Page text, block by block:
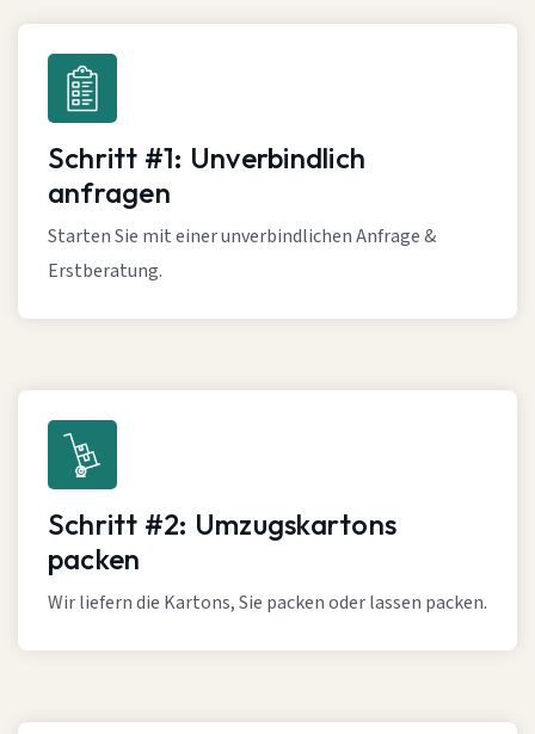
Schritt #1: Unverbindlich
anfragen
Starten Sie mit einer unverbindlichen Anfrage &
Erstberatung.
Schritt #2: Umzugskartons
packen
Wir liefern die Kartons, Sie packen oder lassen packen.